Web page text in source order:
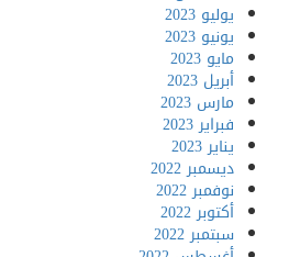
يوليو 2023
يونيو 2023
مايو 2023
أبريل 2023
مارس 2023
فبراير 2023
يناير 2023
ديسمبر 2022
نوفمبر 2022
أكتوبر 2022
سبتمبر 2022